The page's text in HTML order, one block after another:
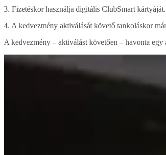
3. Fizetéskor használja digitális ClubSmart kártyáját.
4. A kedvezmény aktiválását követő tankoláskor
A kedvezmény – aktiválást követően – havonta